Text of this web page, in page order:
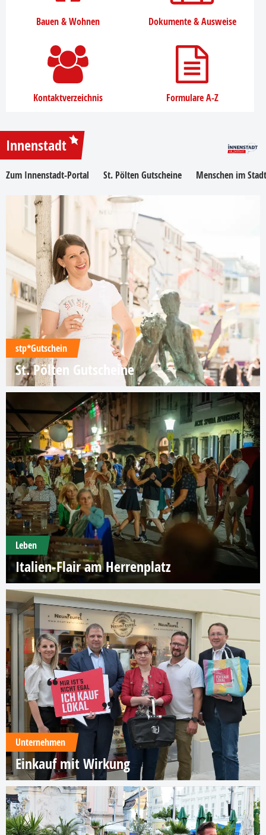
Bauen & Wohnen Dokumente & Ausweise
Kontaktverzeichnis Formulare A-Z
Innenstadt
Zum Innenstadt-Portal St. Pölten Gutscheine Menschen im
stp*Gutschein
St. Pölten Gutscheine
Leben
Italien-Flair am Herrenplatz
Unternehmen
Einkauf mit Wirkung